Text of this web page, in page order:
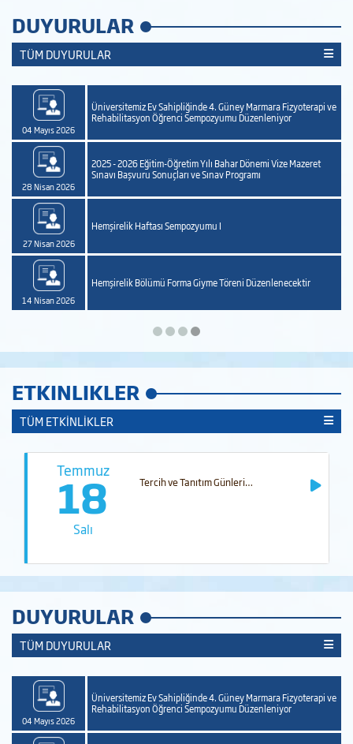
TÜM DUYURULAR
DUYURULAR
04 Mayıs 2026
Üniversitemiz Ev Sahipliğinde 4. Güney Marmara Fizyoterapi ve
Rehabilitasyon Öğrenci Sempozyumu Düzenleniyor
28 Nisan 2026
2025 - 2026 Eğitim-Öğretim Yılı Bahar Dönemi Vize Mazeret
Sınavı Başvuru Sonuçları ve Sınav Programı
27 Nisan 2026
Hemşirelik Haftası Sempozyumu I
14 Nisan 2026
Hemşirelik Bölümü Forma Giyme Töreni Düzenlenecektir
TÜM ETKİNLİKLER
ETKINLIKLER
ve Tanıtım Günleri… 10
TÜM DUYURULAR
DUYURULAR
04 Mayıs 2026
Üniversitemiz Ev Sahipliğinde 4. Güney Marmara Fizyoterapi ve
Rehabilitasyon Öğrenci Sempozyumu Düzenleniyor